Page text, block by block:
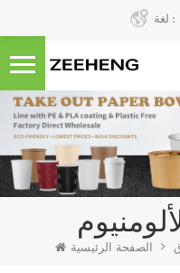
لغة :
الصفحة الرئيسية